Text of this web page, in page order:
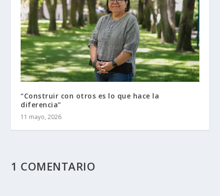
“Construir con otros es lo que hace la
diferencia”
11 mayo, 2026
1 COMENTARIO